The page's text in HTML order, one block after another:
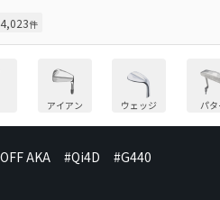
件
アイアン ウェッジ パタ
AKA #Qi4D #G440